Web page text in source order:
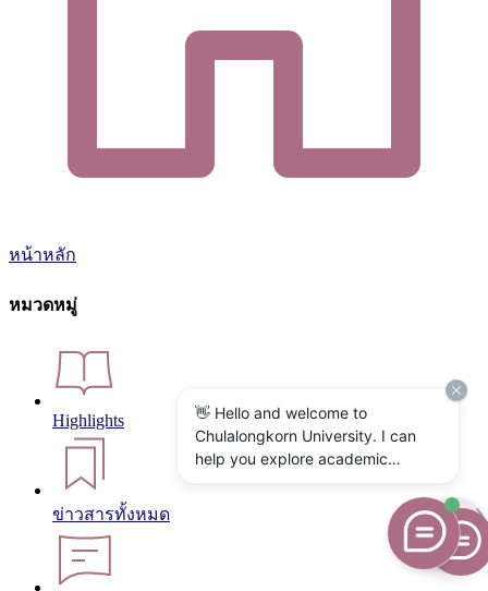
หน้าหลัก
หมวดหมู่
Highlights
ข่าวสารทั้งหมด
👋 Hello and welcome to
Chulalongkorn University. I can
help you explore academic